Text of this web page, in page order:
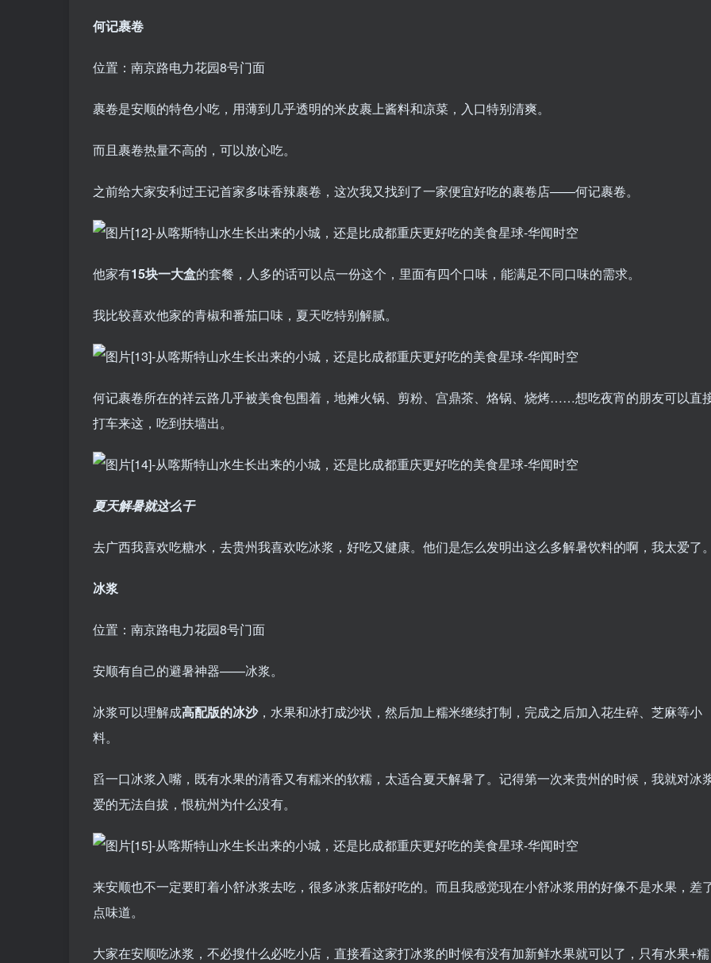
何记裹卷
位置：南京路电力花园8号门面
裹卷是安顺的特色小吃，用薄到几乎透明的米皮裹上酱料和凉菜，入口特别清爽。
而且裹卷热量不高的，可以放心吃。
之前给大家安利过王记首家多味香辣裹卷，这次我又找到了一家便宜好吃的裹卷店——何记裹卷。
他家有15块一大盒的套餐，人多的话可以点一份这个，里面有四个口味，能满足不同口味的需求。
我比较喜欢他家的青椒和番茄口味，夏天吃特别解腻。
何记裹卷所在的祥云路几乎被美食包围着，地摊火锅、剪粉、宫鼎茶、烙锅、烧烤……想吃夜宵的朋友可以直
打车来这，吃到扶墙出。
夏天解暑就这么干
去广西我喜欢吃糖水，去贵州我喜欢吃冰浆，好吃又健康。他们是怎么发明出这么多解暑饮料的啊，我太爱了
冰浆
位置：南京路电力花园8号门面
安顺有自己的避暑神器——冰浆。
冰浆可以理解成高配版的冰沙，水果和冰打成沙状，然后加上糯米继续打制，完成之后加入花生碎、芝麻等小
料。
舀一口冰浆入嘴，既有水果的清香又有糯米的软糯，太适合夏天解暑了。记得第一次来贵州的时候，我就对冰
爱的无法自拔，恨杭州为什么没有。
来安顺也不一定要盯着小舒冰浆去吃，很多冰浆店都好吃的。而且我感觉现在小舒冰浆用的好像不是水果，差
点味道。
大家在安顺吃冰浆，不必搜什么必吃小店，直接看这家打冰浆的时候有没有加新鲜水果就可以了，只有水果+糯